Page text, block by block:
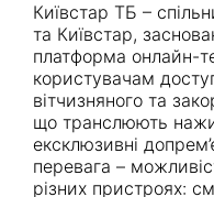
Київстар ТБ –
та Київстар,
платформа онлайн-
користувачам
вітчизняного та
що транслюють
ексклюзивні
перевага –
різних пристроях: